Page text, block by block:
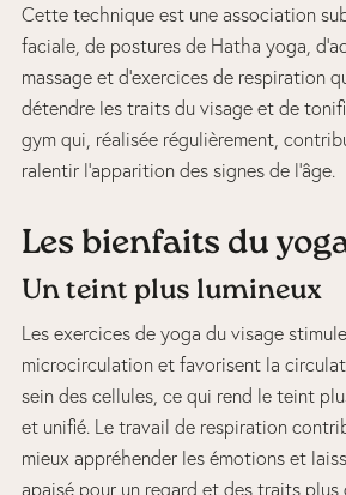
Cette technique est une association
faciale, de postures de Hatha yoga,
massage et d’exercices de respiration
détendre les traits du visage et de
gym qui, réalisée régulièrement,
ralentir l’apparition des signes de l’âge.
Les bienfaits du
Un teint plus lumineux
Les exercices de yoga du visage
microcirculation et favorisent la
sein des cellules, ce qui rend le teint
et unifié. Le travail de respiration
mieux appréhender les émotions et
apaisé pour un regard et des traits plus